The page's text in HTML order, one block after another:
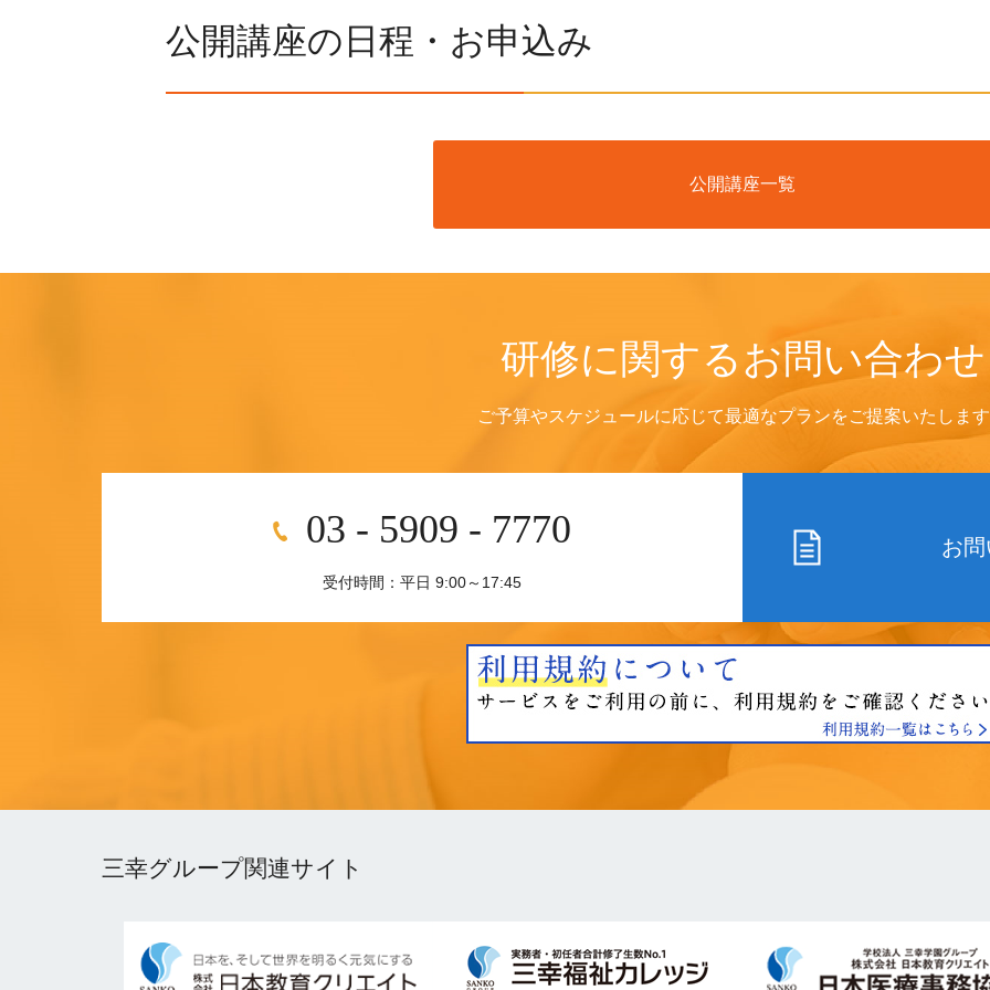
公開講座の日程・お申込み
公開講座一覧
研修に関するお問い合わせ
ご予算やスケジュールに応じて最適なプランをご提案いたしま
03 - 5909 - 7770
受付時間：平日 9:00～17:45
お
三幸グループ関連サイト